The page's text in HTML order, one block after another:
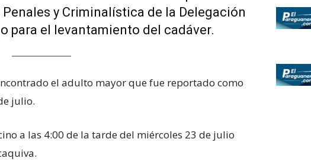
y Criminalística de la Delegación
para el levantamiento del cadáver.
el adulto mayor que fue reportado como
julio.
a las 4:00 de la tarde del miércoles 23 de julio